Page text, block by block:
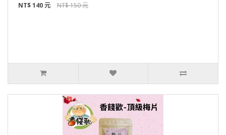
NT$ 140 元
NT$ 150 元